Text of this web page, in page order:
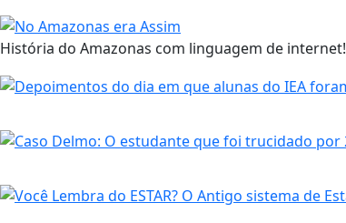
História do Amazonas com linguagem de internet!